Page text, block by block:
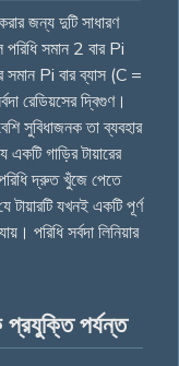
জন্য দুটি সাধারণ
সমান 2 বার Pi
সমান Pi বার ব্যাস (C =
রেডিয়সের দ্বিগুণ।
সুবিধাজনক তা ব্যবহার
গাড়ির টায়ারের
দ্রুত খুঁজে পেতে
যখনই একটি পূর্ণ
পরিধি সর্বদা লিনিয়ার
পর্যন্ত